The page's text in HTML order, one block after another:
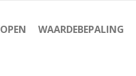
WAARDEBEPALING